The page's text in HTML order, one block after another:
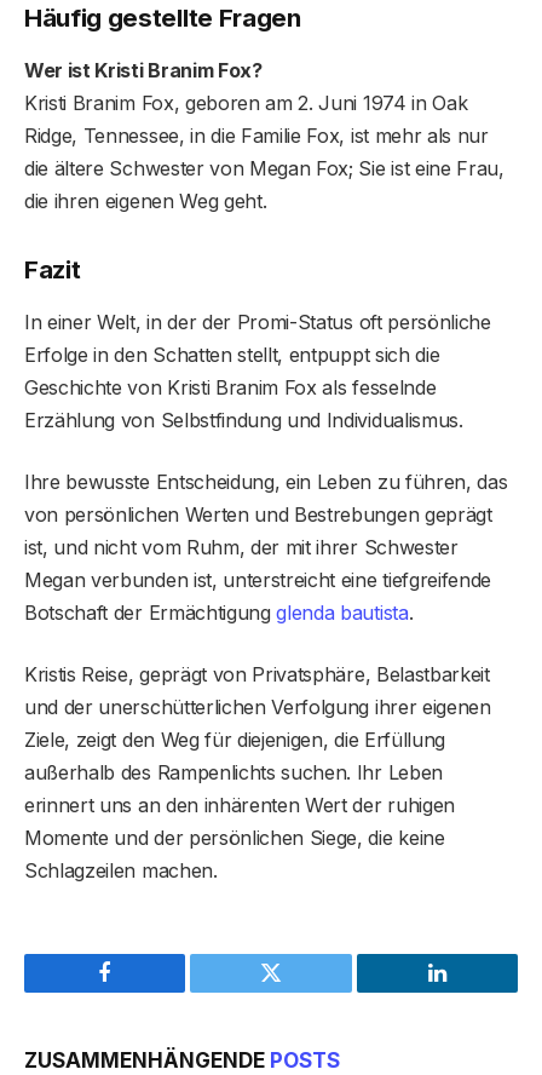
Häufig gestellte Fragen
Wer ist Kristi Branim Fox?
Kristi Branim Fox, geboren am 2. Juni 1974 in Oak
Ridge, Tennessee, in die Familie Fox, ist mehr als nur
die ältere Schwester von Megan Fox; Sie ist eine Frau,
die ihren eigenen Weg geht.
Fazit
In einer Welt, in der der Promi-Status oft persönliche
Erfolge in den Schatten stellt, entpuppt sich die
Geschichte von Kristi Branim Fox als fesselnde
Erzählung von Selbstfindung und Individualismus.
Ihre bewusste Entscheidung, ein Leben zu führen, das
von persönlichen Werten und Bestrebungen geprägt
ist, und nicht vom Ruhm, der mit ihrer Schwester
Megan verbunden ist, unterstreicht eine tiefgreifende
Botschaft der Ermächtigungglenda bautista.
Kristis Reise, geprägt von Privatsphäre, Belastbarkeit
und der unerschütterlichen Verfolgung ihrer eigenen
Ziele, zeigt den Weg für diejenigen, die Erfüllung
außerhalb des Rampenlichts suchen. Ihr Leben
erinnert uns an den inhärenten Wert der ruhigen
Momente und der persönlichen Siege, die keine
Schlagzeilen machen.
Facebook Twitter LinkedIn
ZUSAMMENHÄNGENDE POSTS